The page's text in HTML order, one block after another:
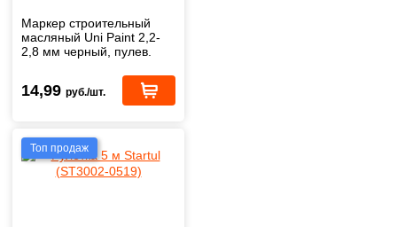
Маркер строительный
масляный Uni Paint 2,2-
2,8 мм черный, пулев.
14,99 руб./шт.
Топ продаж